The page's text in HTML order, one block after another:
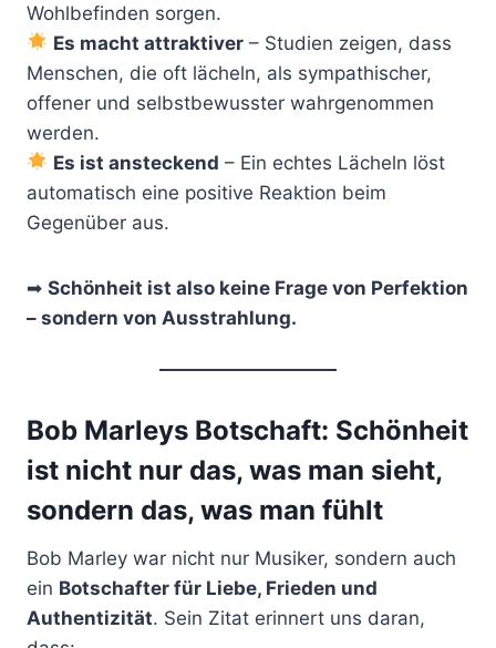
Wohlbefinden sorgen.
Es macht attraktiver – Studien zeigen, dass
Menschen, die oft lächeln, als sympathischer,
offener und selbstbewusster wahrgenommen
werden.
Es ist ansteckend – Ein echtes Lächeln löst
automatisch eine positive Reaktion beim
Gegenüber aus.
➡ Schönheit ist also keine Frage von Perfektion
– sondern von Ausstrahlung.
Bob Marleys Botschaft: Schönheit
ist nicht nur das, was man sieht,
sondern das, was man fühlt
Bob Marley war nicht nur Musiker, sondern auch
ein Botschafter für Liebe, Frieden und
Authentizität. Sein Zitat erinnert uns daran,